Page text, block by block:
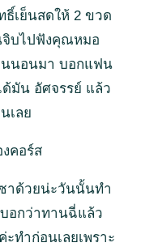
เย็นสดให้ 2 ขวด
บไปฟังคุณหมอ
นนอนมา บอกแฟน
มัน อัศจรรย์ แล้ว
เลย
คอร์ส
าด้วยน่ะวันนั้นทำ
อกว่าทานฉี่แล้ว
ทำก่อนเลยเพราะ